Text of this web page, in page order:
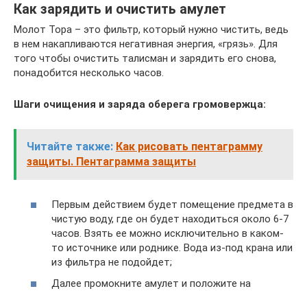
Как зарядить и очистить амулет
Молот Тора – это фильтр, который нужно чистить, ведь
в нем накапливаются негативная энергия, «грязь». Для
того чтобы очистить талисман и зарядить его снова,
понадобится несколько часов.
Шаги очищения и заряда оберега громовержца:
Читайте также: Как рисовать пентаграмму
защиты. Пентаграмма защиты
Первым действием будет помещение предмета в
чистую воду, где он будет находиться около 6-7
часов. Взять ее можно исключительно в каком-
то источнике или роднике. Вода из-под крана или
из фильтра не подойдет;
Далее промокните амулет и положите на